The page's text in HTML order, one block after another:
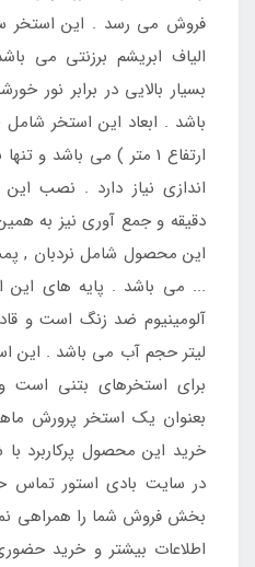
الیاف ابریشم برزنتی می
بسیار بالایی در برابر نور
ارتفاع 1 متر ) می باشد
دقیقه و جمع آوری نیز به همین
... می باشد . پایه های
لیتر حجم آب می باشد . این
برای استخرهای بتنی
بعنوان یک استخر پرورش
خرید این محصول پرکاربرد
در سایت بادی استور تماس
بخش فروش شما را همراهی
اطلاعات بیشتر و خرید